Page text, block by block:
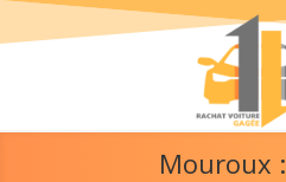
Mouroux